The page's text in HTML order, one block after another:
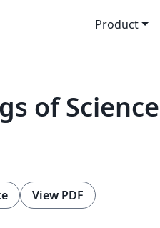
Product
of Science
View PDF